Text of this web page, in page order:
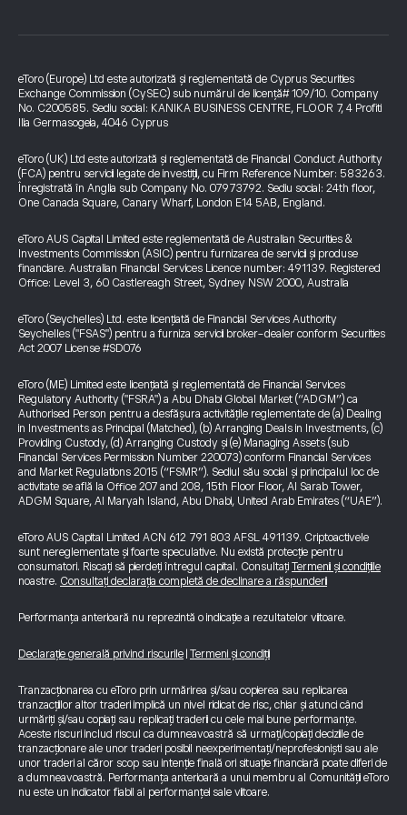
eToro (Europe) Ltd este autorizată și reglementată de Cyprus Securities
Exchange Commission (CySEC) sub numărul de licență# 109/10. Company
No. C200585. Sediu social: KANIKA BUSINESS CENTRE, FLOOR 7, 4 Profiti
Ilia Germasogeia, 4046 Cyprus
eToro (UK) Ltd este autorizată și reglementată de Financial Conduct Authority
(FCA) pentru servicii legate de investiții, cu Firm Reference Number: 583263.
Înregistrată în Anglia sub Company No. 07973792. Sediu social: 24th floor,
One Canada Square, Canary Wharf, London E14 5AB, England.
eToro AUS Capital Limited este reglementată de Australian Securities &
Investments Commission (ASIC) pentru furnizarea de servicii și produse
financiare. Australian Financial Services Licence number: 491139. Registered
Office: Level 3, 60 Castlereagh Street, Sydney NSW 2000, Australia
eToro (Seychelles) Ltd. este licențiată de Financial Services Authority
Seychelles ("FSAS") pentru a furniza servicii broker-dealer conform Securities
Act 2007 License #SD076
eToro (ME) Limited este licențiată și reglementată de Financial Services
Regulatory Authority ("FSRA") a Abu Dhabi Global Market (“ADGM”) ca
Authorised Person pentru a desfășura activitățile reglementate de (a) Dealing
in Investments as Principal (Matched), (b) Arranging Deals in Investments, (c)
Providing Custody, (d) Arranging Custody și (e) Managing Assets (sub
Financial Services Permission Number 220073) conform Financial Services
and Market Regulations 2015 (“FSMR”). Sediul său social și principalul loc de
activitate se află la Office 207 and 208, 15th Floor Floor, Al Sarab Tower,
ADGM Square, Al Maryah Island, Abu Dhabi, United Arab Emirates (“UAE”).
eToro AUS Capital Limited ACN 612 791 803 AFSL 491139. Criptoactivele
sunt nereglementate și foarte speculative. Nu există protecție pentru
consumatori. Riscați să pierdeți întregul capital. Consultați Termenii și condițiile
noastre. Consultați declarația completă de declinare a răspunderii
Performanța anterioară nu reprezintă o indicație a rezultatelor viitoare.
Declarație generală privind riscurile Termeni și condiții
Tranzacționarea cu eToro prin urmărirea și/sau copierea sau replicarea
tranzacțiilor altor traderi implică un nivel ridicat de risc, chiar și atunci când
urmăriți și/sau copiați sau replicați traderii cu cele mai bune performanțe.
Aceste riscuri includ riscul ca dumneavoastră să urmați/copiați deciziile de
tranzacționare ale unor traderi posibil neexperimentați/neprofesioniști sau ale
unor traderi al căror scop sau intenție finală ori situație financiară poate diferi de
a dumneavoastră. Performanța anterioară a unui membru al Comunității eToro
nu este un indicator fiabil al performanței sale viitoare.